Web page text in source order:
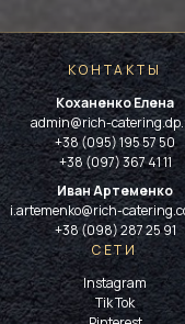
КОНТАКТЫ
Коханенко Елена
admin@rich-
+38 (095) 195 57 50
+38 (097) 367 41 11
Иван Артеменко
i.artemenko@rich-
+38 (098) 287 25 91
СЕТИ
Instagram
Tik Tok